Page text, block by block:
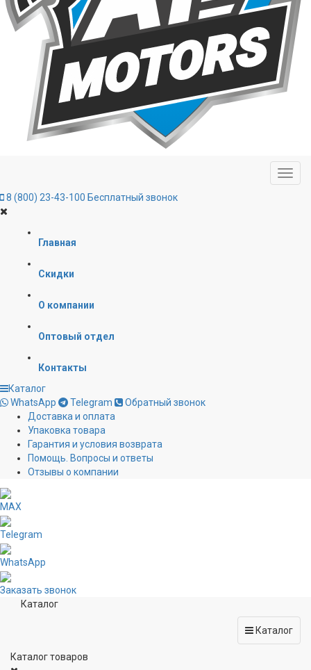
8 (800) 23-43-100 Бесплатный звонок
Главная
Скидки
О компании
Оптовый отдел
Контакты
Каталог
WhatsApp
Telegram
Обратный звонок
Доставка и оплата
Упаковка товара
Гарантия и условия возврата
Помощь. Вопросы и ответы
Отзывы о компании
MAX
Telegram
WhatsApp
Заказать звонок
Каталог
Каталог
Каталог товаров